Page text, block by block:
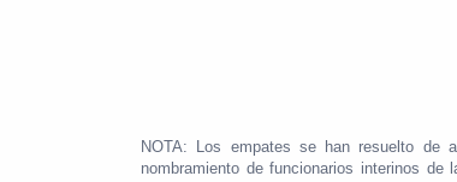
NOTA: Los empates se han resuelto de
nombramiento de funcionarios interinos